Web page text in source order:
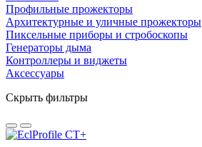
Профильные прожекторы
Архитектурные и уличные прожекторы
Пиксельные приборы и стробоскопы
Генераторы дыма
Контроллеры и виджеты
Аксессуары
Скрыть фильтры